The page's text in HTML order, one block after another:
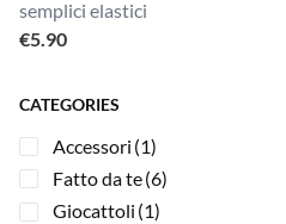
semplici elastici
€5.90
CATEGORIES
Accessori (1)
Fatto da te(6)
Giocattoli (1)